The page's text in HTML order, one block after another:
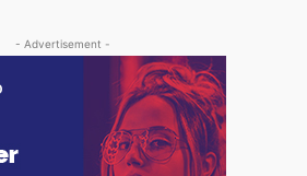
- Advertisement -